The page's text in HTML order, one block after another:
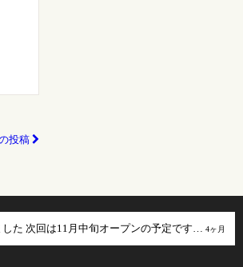
投稿
た 次回は11月中旬オープンの予定です… 4ヶ月